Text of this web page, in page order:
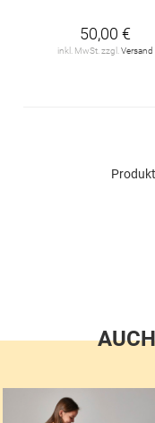
50,00 €
inkl. MwSt. zzgl. Versand